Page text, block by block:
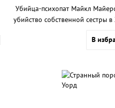
Убийца-психопат Майкл
убийство собственной сестры
В